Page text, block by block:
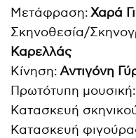
Μετάφραση:Χαρά
Σκηνοθεσία/
Καρελλάς
Κίνηση:Αντιγόνη
Πρωτότυπη μουσική:
Κατασκευή
Κατασκευή